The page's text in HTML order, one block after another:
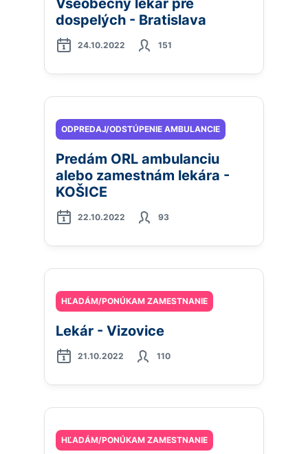
Všeobecný lekár pre
dospelých - Bratislava
24.10.2022 151
ODPREDAJ/ODSTÚPENIE AMBULANCIE
Predám ORL ambulanciu
alebo zamestnám lekára -
KOŠICE
22.10.2022 93
HĽADÁM/PONÚKAM ZAMESTNANIE
Lekár - Vizovice
21.10.2022 110
HĽADÁM/PONÚKAM ZAMESTNANIE